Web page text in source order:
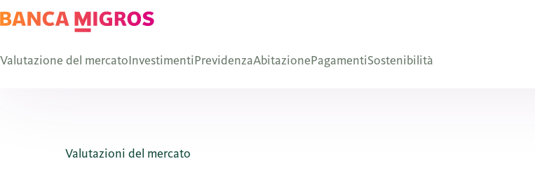
Valutazione del mercatoInvestimentiPrevidenzaAbitazionePagamentiSostenibilità
Valutazioni del mercato